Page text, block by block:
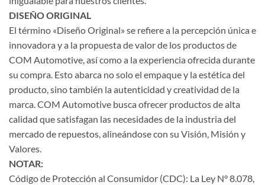
DISEÑO ORIGINAL
El término «Diseño Original» se refiere a la percepción única e
innovadora y a la propuesta de valor de los productos de
COM Automotive, así como a la experiencia ofrecida durante
su compra. Esto abarca no solo el empaque y la estética del
producto, sino también la autenticidad y creatividad de la
marca. COM Automotive busca ofrecer productos de alta
calidad que satisfagan las necesidades de la industria del
mercado de repuestos, alineándose con su Visión, Misión y
Valores.
NOTAR:
Código de Protección al Consumidor (CDC): La Ley N° 8.078,